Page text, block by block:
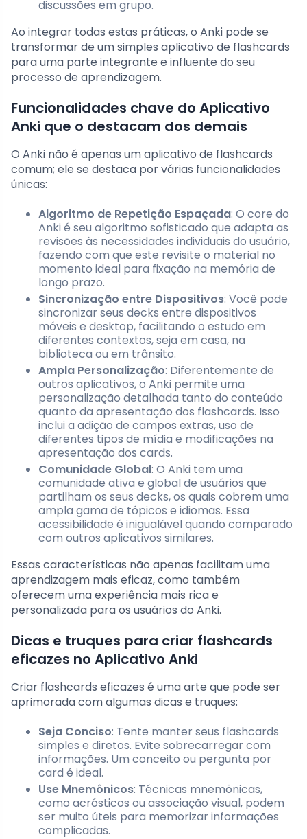
discussões em grupo.
Ao integrar todas estas práticas, o Anki pode se
transformar de um simples aplicativo de flashcards
para uma parte integrante e influente do seu
processo de aprendizagem.
Funcionalidades chave do Aplicativo
Anki que o destacam dos demais
O Anki não é apenas um aplicativo de flashcards
comum; ele se destaca por várias funcionalidades
únicas:
Algoritmo de Repetição Espaçada: O core do
Anki é seu algoritmo sofisticado que adapta as
revisões às necessidades individuais do usuário,
fazendo com que este revisite o material no
momento ideal para fixação na memória de
longo prazo.
Sincronização entre Dispositivos: Você pode
sincronizar seus decks entre dispositivos
móveis e desktop, facilitando o estudo em
diferentes contextos, seja em casa, na
biblioteca ou em trânsito.
Ampla Personalização: Diferentemente de
outros aplicativos, o Anki permite uma
personalização detalhada tanto do conteúdo
quanto da apresentação dos flashcards. Isso
inclui a adição de campos extras, uso de
diferentes tipos de mídia e modificações na
apresentação dos cards.
Comunidade Global: O Anki tem uma
comunidade ativa e global de usuários que
partilham os seus decks, os quais cobrem uma
ampla gama de tópicos e idiomas. Essa
acessibilidade é inigualável quando comparado
com outros aplicativos similares.
Essas características não apenas facilitam uma
aprendizagem mais eficaz, como também
oferecem uma experiência mais rica e
personalizada para os usuários do Anki.
Dicas e truques para criar flashcards
eficazes no Aplicativo Anki
Criar flashcards eficazes é uma arte que pode ser
aprimorada com algumas dicas e truques:
Seja Conciso: Tente manter seus flashcards
simples e diretos. Evite sobrecarregar com
informações. Um conceito ou pergunta por
card é ideal.
Use Mnemônicos: Técnicas mnemônicas,
como acrósticos ou associação visual, podem
ser muito úteis para memorizar informações
complicadas.